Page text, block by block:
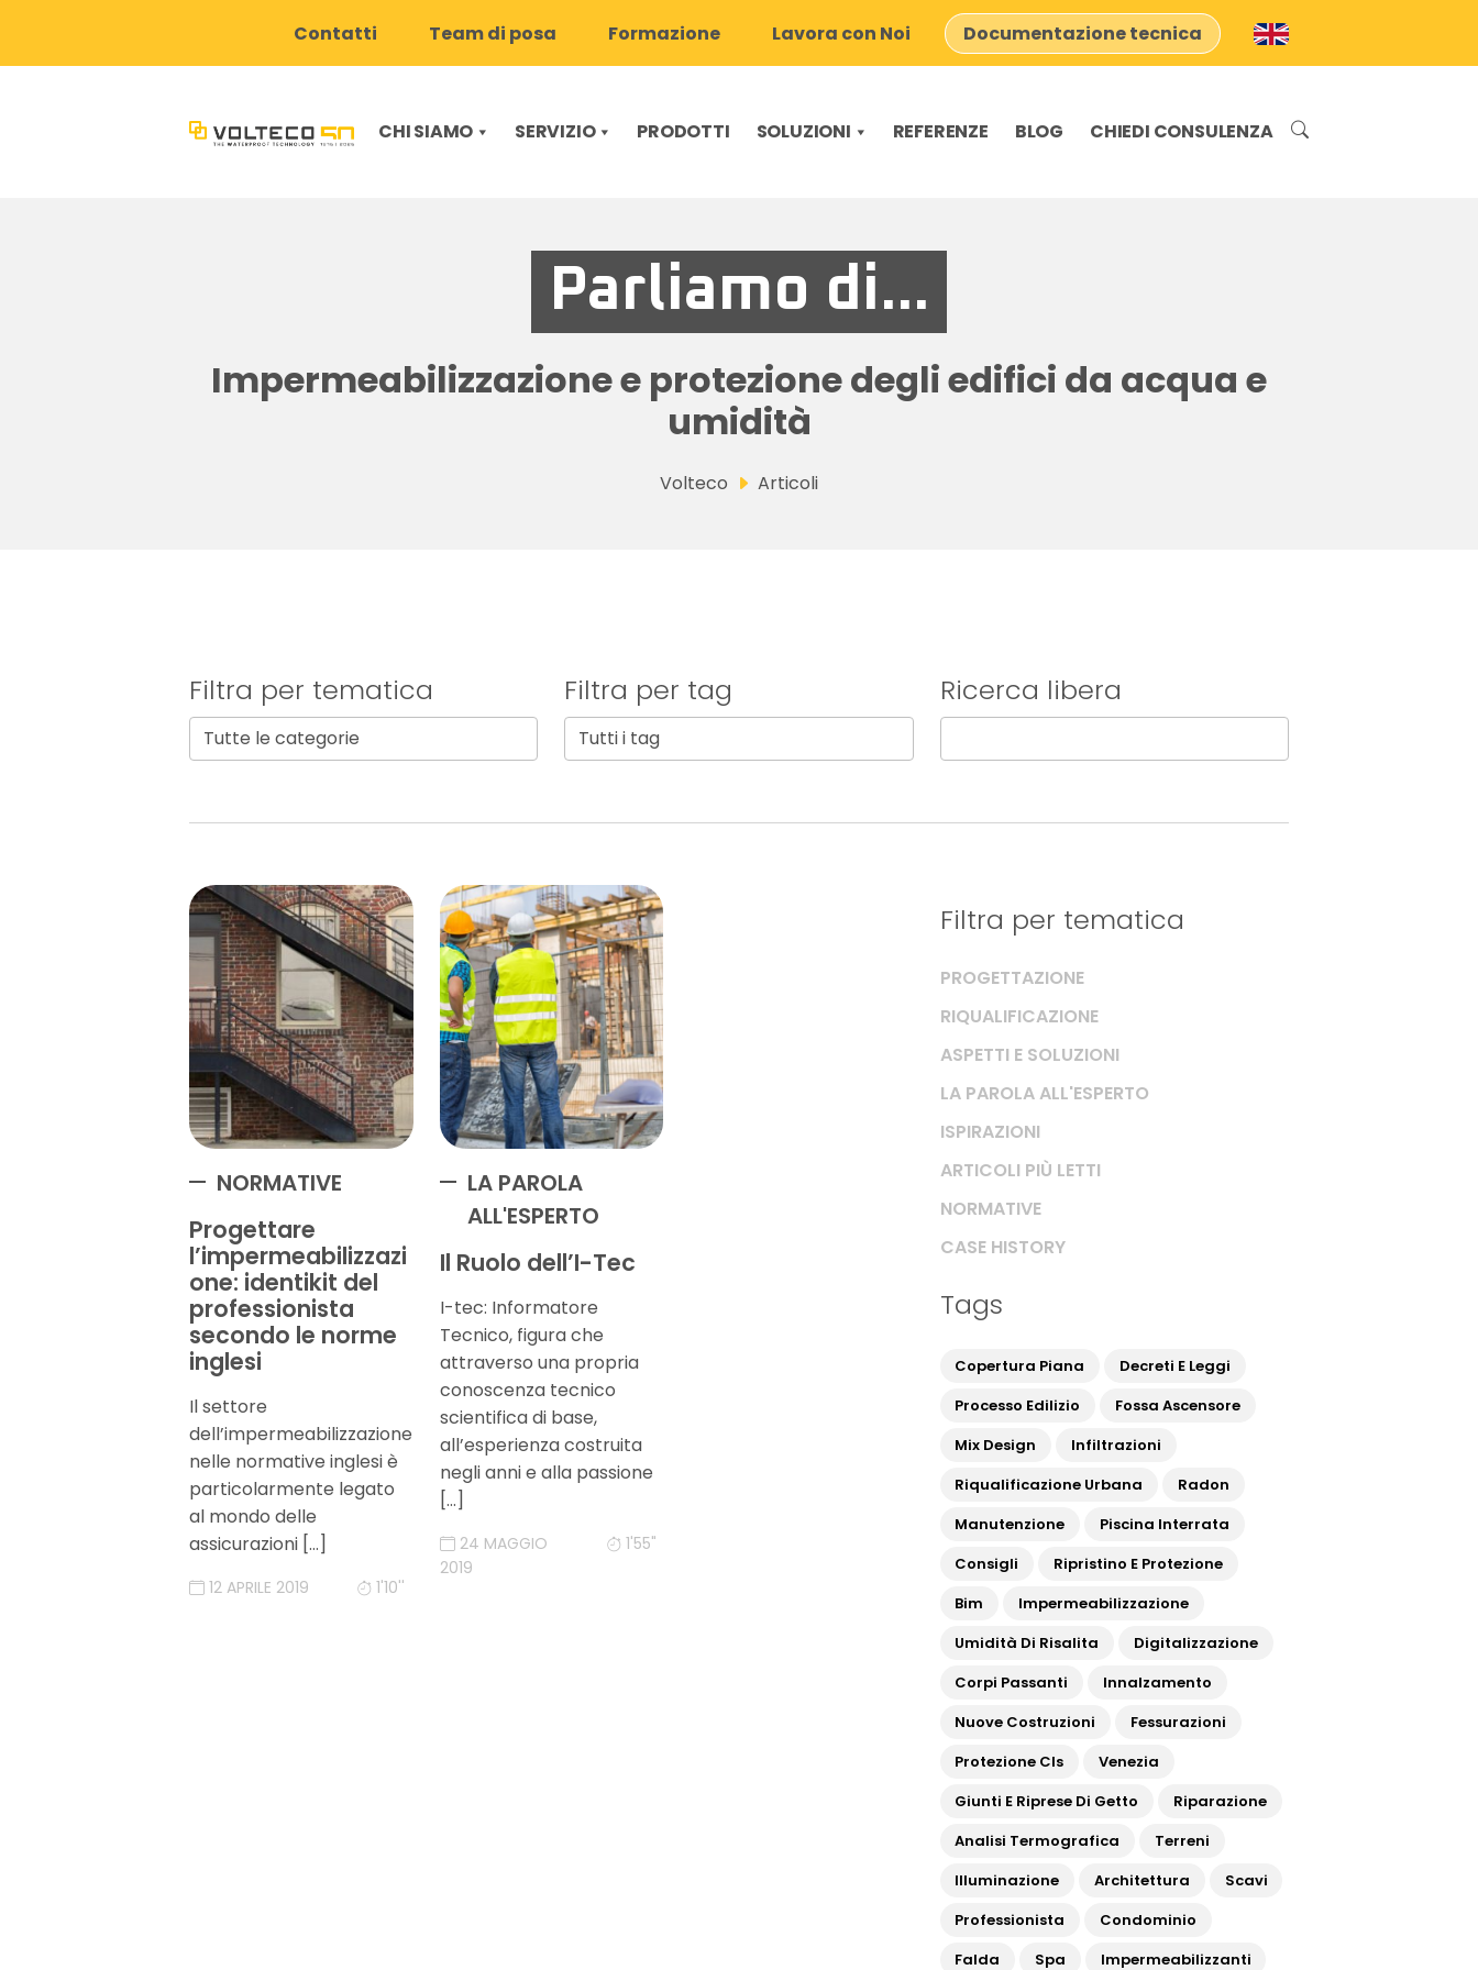
Contatti Team di posa Formazione Lavora con Noi Documentazione tecnica
CHI SIAMO SERVIZIO PRODOTTI SOLUZIONI REFERENZE BLOG CHIEDI CONSULENZA
Parliamo di...
Impermeabilizzazione e protezione degli edifici da acqua e
umidità
Volteco Articoli
Filtra per tematica Filtra per tag Ricerca libera
NORMATIVE
Progettare
l’impermeabilizzazi
one: identikit del
professionista
secondo le norme
inglesi
Il settore
dell’impermeabilizzazione
nelle normative inglesi è
particolarmente legato
al mondo delle
assicurazioni […]
12 APRILE 2019 1'10''
LA PAROLA
ALL'ESPERTO
Il Ruolo dell’I-Tec
I-tec: Informatore
Tecnico, figura che
attraverso una propria
conoscenza tecnico
scientifica di base,
all’esperienza costruita
negli anni e alla passione
[…]
24 MAGGIO
2019
1'55"
Filtra per tematica
PROGETTAZIONE
RIQUALIFICAZIONE
ASPETTI E SOLUZIONI
LA PAROLA ALL'ESPERTO
ISPIRAZIONI
ARTICOLI PIÙ LETTI
NORMATIVE
CASE HISTORY
Tags
Copertura Piana
Decreti E Leggi
Processo Edilizio
Fossa Ascensore
Mix Design
Infiltrazioni
Riqualificazione Urbana
Radon
Manutenzione
Piscina Interrata
Consigli
Ripristino E Protezione
Bim
Impermeabilizzazione
Umidità Di Risalita
Digitalizzazione
Corpi Passanti
Innalzamento
Nuove Costruzioni
Fessurazioni
Protezione Cls
Venezia
Giunti E Riprese Di Getto
Riparazione
Analisi Termografica
Terreni
Illuminazione
Architettura
Scavi
Professionista
Condominio
Falda
Spa Impermeabilizzanti